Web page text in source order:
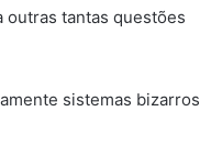
outras tantas questões
sistemas bizarros